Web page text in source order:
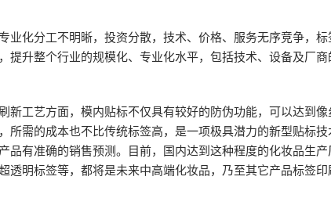
化分工不明晰，投资分散，技术、价格、服务无序竞争，
升整个行业的规模化、专业化水平，包括技术、设备及厂商
工艺方面，模内贴标不仅具有较好的防伪功能，可以达到
所需的成本也不比传统标签高，是一项极具潜力的新型贴标
品有准确的销售预测。目前，国内达到这种程度的化妆品生
透明标签等，都将是未来中高端化妆品，乃至其它产品标签印